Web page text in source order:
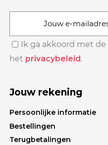
Ik ga akkoord met de
het privacybeleid.
Jouw rekening
Persoonlijke informatie
Bestellingen
Terugbetalingen